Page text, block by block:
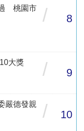
過 桃園市
/ 8
大獎
/ 9
嚴德發親
/ 10